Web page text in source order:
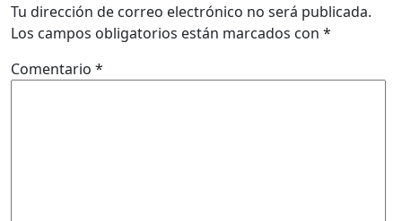
Tu dirección de correo electrónico no será publicada.
Los campos obligatorios están marcados con *
Comentario *